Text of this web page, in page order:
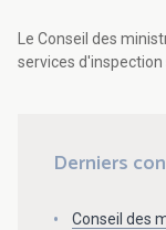
Le Conseil des
services d'inspection
Derniers
Conseil des